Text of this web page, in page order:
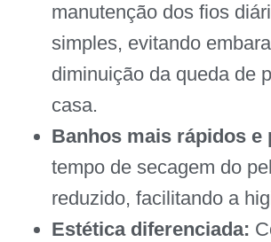
manutenção dos fios
simples, evitando
diminuição da queda de
casa.
Banhos mais rápidos e
tempo de secagem do
reduzido, facilitando a
Estética diferenciada: